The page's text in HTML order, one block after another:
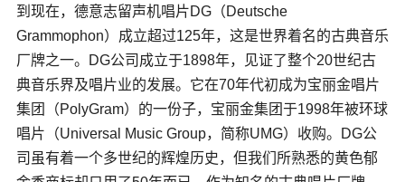
到现在，德意志留声机唱片DG（Deutsche
Grammophon）成立超过125年，这是世界着名的古典音乐
厂牌之一。DG公司成立于1898年，见证了整个20世纪古
典音乐界及唱片业的发展。它在70年代初成为宝丽金唱片
集团（PolyGram）的一份子，宝丽金集团于1998年被环球
唱片（Universal Music Group，简称UMG）收购。DG公
司虽有着一个多世纪的辉煌历史，但我们所熟悉的黄色郁